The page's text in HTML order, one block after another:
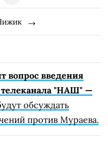
вопрос введения
"НАШ" —
обсуждать
против Мураева.